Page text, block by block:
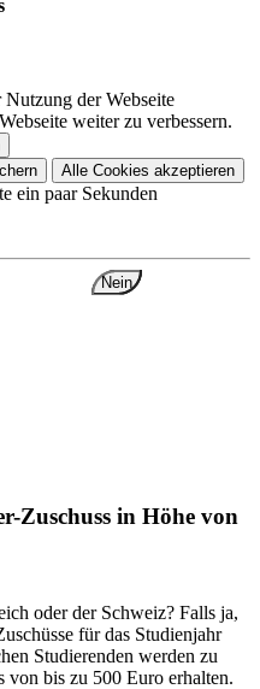
der Webseite
weiter zu verbessern.
Alle Cookies akzeptieren
ein paar Sekunden
Nein
Zuschuss in Höhe von
oder der Schweiz? Falls ja,
für das Studienjahr
Studierenden werden zu
von bis zu 500 Euro erhalten.